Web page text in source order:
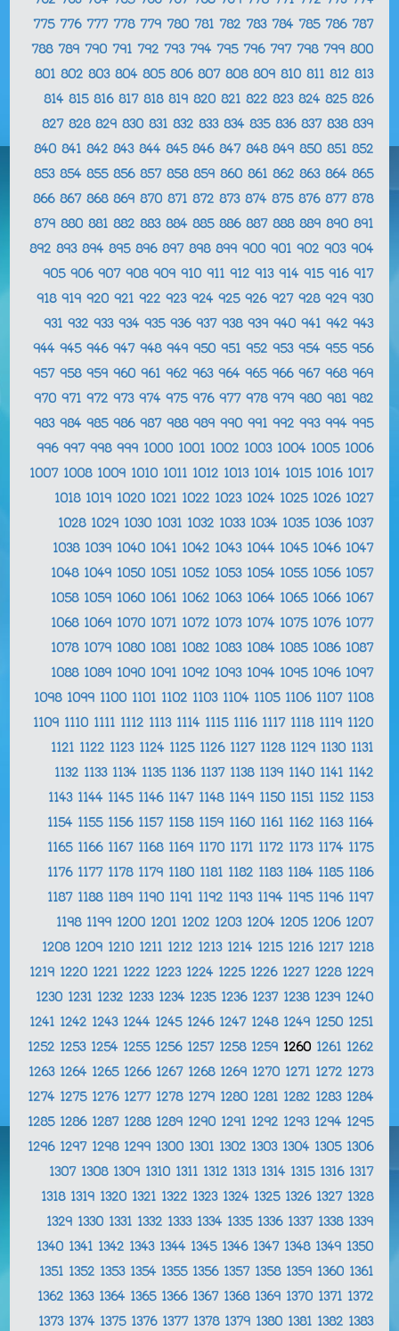
775 776 777 778 779 780 781 782 783 784 785 786 787
788 789 790 791 792 793 794 795 796 797 798 799 800
801 802 803 804 805 806 807 808 809 810 811 812 813
814 815 816 817 818 819 820 821 822 823 824 825 826
827 828 829 830 831 832 833 834 835 836 837 838 839
840 841 842 843 844 845 846 847 848 849 850 851 852
853 854 855 856 857 858 859 860 861 862 863 864 865
866 867 868 869 870 871 872 873 874 875 876 877 878
879 880 881 882 883 884 885 886 887 888 889 890 891
892 893 894 895 896 897 898 899 900 901 902 903 904
905 906 907 908 909 910 911 912 913 914 915 916 917
918 919 920 921 922 923 924 925 926 927 928 929 930
931 932 933 934 935 936 937 938 939 940 941 942 943
944 945 946 947 948 949 950 951 952 953 954 955 956
957 958 959 960 961 962 963 964 965 966 967 968 969
970 971 972 973 974 975 976 977 978 979 980 981 982
983 984 985 986 987 988 989 990 991 992 993 994 995
996 997 998 999 1000 1001 1002 1003 1004 1005 1006
1007 1008 1009 1010 1011 1012 1013 1014 1015 1016 1017
1018 1019 1020 1021 1022 1023 1024 1025 1026 1027
1028 1029 1030 1031 1032 1033 1034 1035 1036 1037
1038 1039 1040 1041 1042 1043 1044 1045 1046 1047
1048 1049 1050 1051 1052 1053 1054 1055 1056 1057
1058 1059 1060 1061 1062 1063 1064 1065 1066 1067
1068 1069 1070 1071 1072 1073 1074 1075 1076 1077
1078 1079 1080 1081 1082 1083 1084 1085 1086 1087
1088 1089 1090 1091 1092 1093 1094 1095 1096 1097
1098 1099 1100 1101 1102 1103 1104 1105 1106 1107 1108
1109 1110 1111 1112 1113 1114 1115 1116 1117 1118 1119 1120
1121 1122 1123 1124 1125 1126 1127 1128 1129 1130 1131
1132 1133 1134 1135 1136 1137 1138 1139 1140 1141 1142
1143 1144 1145 1146 1147 1148 1149 1150 1151 1152 1153
1154 1155 1156 1157 1158 1159 1160 1161 1162 1163 1164
1165 1166 1167 1168 1169 1170 1171 1172 1173 1174 1175
1176 1177 1178 1179 1180 1181 1182 1183 1184 1185 1186
1187 1188 1189 1190 1191 1192 1193 1194 1195 1196 1197
1198 1199 1200 1201 1202 1203 1204 1205 1206 1207
1208 1209 1210 1211 1212 1213 1214 1215 1216 1217 1218
1219 1220 1221 1222 1223 1224 1225 1226 1227 1228 1229
1230 1231 1232 1233 1234 1235 1236 1237 1238 1239 1240
1241 1242 1243 1244 1245 1246 1247 1248 1249 1250 1251
1252 1253 1254 1255 1256 1257 1258 1259 1260 1261 1262
1263 1264 1265 1266 1267 1268 1269 1270 1271 1272 1273
1274 1275 1276 1277 1278 1279 1280 1281 1282 1283 1284
1285 1286 1287 1288 1289 1290 1291 1292 1293 1294 1295
1296 1297 1298 1299 1300 1301 1302 1303 1304 1305 1306
1307 1308 1309 1310 1311 1312 1313 1314 1315 1316 1317
1318 1319 1320 1321 1322 1323 1324 1325 1326 1327 1328
1329 1330 1331 1332 1333 1334 1335 1336 1337 1338 1339
1340 1341 1342 1343 1344 1345 1346 1347 1348 1349 1350
1351 1352 1353 1354 1355 1356 1357 1358 1359 1360 1361
1362 1363 1364 1365 1366 1367 1368 1369 1370 1371 1372
1373 1374 1375 1376 1377 1378 1379 1380 1381 1382 1383